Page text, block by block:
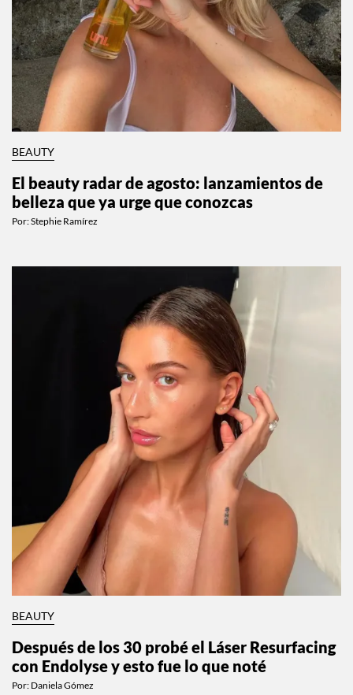
BEAUTY
El beauty radar de agosto: lanzamientos de
belleza que ya urge que conozcas
Por:Stephie Ramírez
BEAUTY
Después de los 30 probé el Láser Resurfacing
con Endolyse y esto fue lo que noté
Por: Daniela Gómez